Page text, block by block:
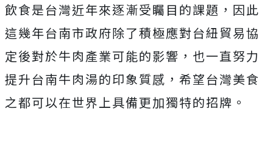
飲食是台灣近年來逐漸受矚目的課題，因此
這幾年台南市政府除了積極應對台紐貿易協
定後對於牛肉產業可能的影響，也一直努力
提升台南牛肉湯的印象質感，希望台灣美食
之都可以在世界上具備更加獨特的招牌。